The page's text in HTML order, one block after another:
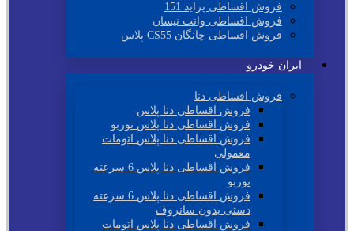
فروش اقساطی پراید 151
فروش اقساطی وانت نیسان
فروش اقساطی چانگان CS55 پلاس
ایران خودرو
فروش اقساطی دنا
فروش اقساطی دنا پلاس
فروش اقساطی دنا پلاس توربو
فروش اقساطی دنا پلاس اتومات
معمولی
فروش اقساطی دنا پلاس 6 سرعته
توربو
فروش اقساطی دنا پلاس 6 سرعته
دستی بدون سانروف
فروش اقساطی دنا پلاس اتومات